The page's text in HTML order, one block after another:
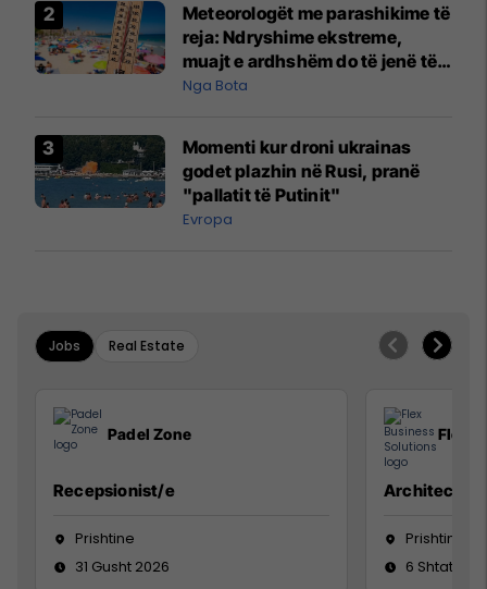
Meteorologët me parashikime të
reja: Ndryshime ekstreme,
muajt e ardhshëm do të jenë të
pazakontë
Nga Bota
Momenti kur droni ukrainas
godet plazhin në Rusi, pranë
"pallatit të Putinit"
Evropa
Jobs Real Estate
Padel Zone
Recepsionist/e
Prishtine
31 Gusht 2026
Flex
Architect
Prishtinë
6 Shtator